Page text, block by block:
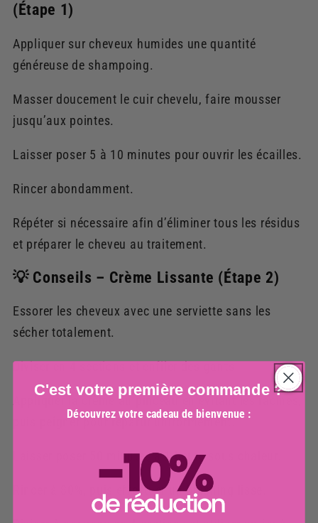
(Étape 1)
Appliquer sur cheveux humides une quantité
généreuse de shampoing.
Masser doucement le cuir chevelu, faire mousser
jusqu’aux pointes.
Laisser poser 5 à 10 minutes pour ouvrir les écailles.
Rincer abondamment.
Répéter si nécessaire afin d’éliminer tous les résidus
et préparer le cheveu au traitement.
💡 Conseils – Crème Lissante (Étape 2)
Essorer les cheveux avec une serviette sans les
sécher totalement.
Diviser en 4 sections et enfiler des gants.
Appliquer la crème au pinceau en évitant les racines,
puis peigner pour répartir uniformément.
Laisser poser 50 minutes à 1 heure sous chaleur.
Rincer à 80%, puis effectuer un brushing lisse.
C'est votre première commande ?
Découvrez votre cadeau de bienvenue :